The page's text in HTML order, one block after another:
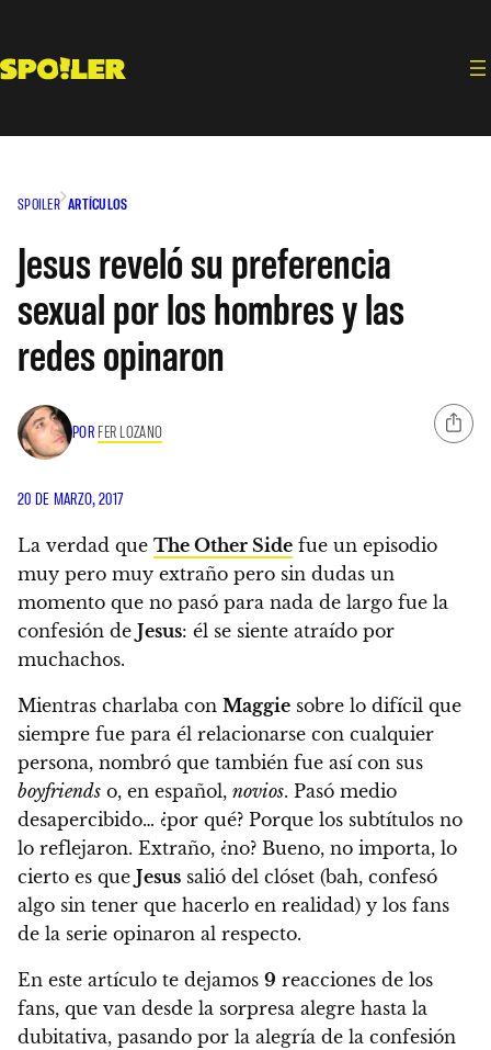
contenido
SPOILER ARTÍCULOS
Jesus reveló su preferencia
sexual por los hombres y las
redes opinaron
POR FER LOZANO
20 DE MARZO, 2017
La verdad que The Other Side fue un episodio
muy pero muy extraño pero sin dudas un
momento que no pasó para nada de largo fue la
confesión de Jesus: él se siente atraído por
muchachos.
Mientras charlaba con Maggie sobre lo difícil que
siempre fue para él relacionarse con cualquier
persona, nombró que también fue así con sus
boyfriends o, en español, novios. Pasó medio
desapercibido… ¿por qué? Porque los subtítulos no
lo reflejaron. Extraño, ¿no? Bueno, no importa, lo
cierto es que Jesus salió del clóset (bah, confesó
algo sin tener que hacerlo en realidad) y los fans
de la serie opinaron al respecto.
En este artículo te dejamos 9 reacciones de los
fans, que van desde la sorpresa alegre hasta la
dubitativa, pasando por la alegría de la confesión